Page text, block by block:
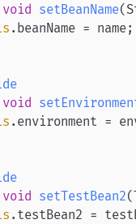
void setBeanName
.beanName = name;
void
.environment =
void setTestBean2
.testBean2 =